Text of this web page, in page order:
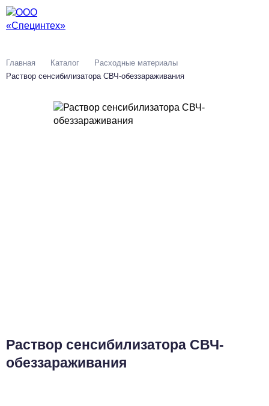
Главная Каталог
Расходные материалы
Раствор сенсибилизатора СВЧ-обеззараживания
Раствор сенсибилизатора СВЧ-
обеззараживания